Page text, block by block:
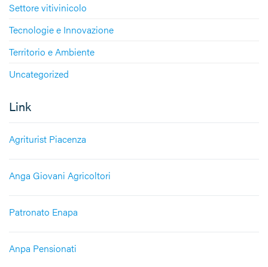
Settore vitivinicolo
Tecnologie e Innovazione
Territorio e Ambiente
Uncategorized
Link
Agriturist Piacenza
Anga Giovani Agricoltori
Patronato Enapa
Anpa Pensionati